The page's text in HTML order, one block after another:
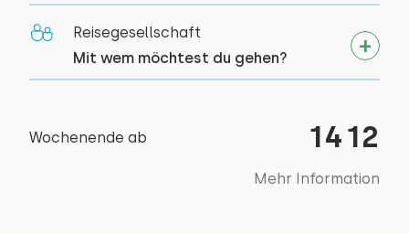
Reisegesellschaft
Mit wem möchtest du gehen?
Wochenende ab 1412
Mehr Information
Ladestation für Elektrofahrräder
Zielgruppen
Studentenvereinigungen
Jugendgruppen (bis 25 jahre)